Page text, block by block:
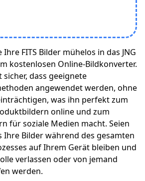
FITS Bilder mühelos in das JNG
kostenlosen Online-Bildkonverter.
sicher, dass geeignete
angewendet werden, ohne
was ihn perfekt zum
online und zum
für soziale Medien macht. Seien
Ihre Bilder während des gesamten
auf Ihrem Gerät bleiben und
verlassen oder von jemand
werden.